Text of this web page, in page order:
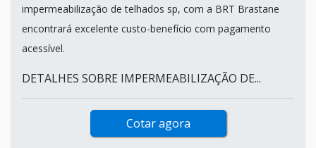
impermeabilização de telhados sp, com a BRT Brastane
encontrará excelente custo-benefício com pagamento
acessível.
DETALHES SOBRE IMPERMEABILIZAÇÃO DE...
Cotar agora